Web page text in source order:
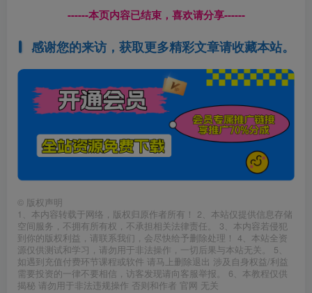
------本页内容已结束，喜欢请分享------
感谢您的来访，获取更多精彩文章请收藏本站。
© 版权声明
1、本内容转载于网络，版权归原作者所有！ 2、本站仅提供信息存储
空间服务，不拥有所有权，不承担相关法律责任。 3、本内容若侵犯
到你的版权利益，请联系我们，会尽快给予删除处理！ 4、本站全资
源仅供测试和学习，请勿用于非法操作，一切后果与本站无关。 5、
如遇到充值付费环节课程或软件 请马上删除退出 涉及自身权益/利益
需要投资的一律不要相信，访客发现请向客服举报。 6、本教程仅供
揭秘 请勿用于非法违规操作 否则和作者 官网 无关